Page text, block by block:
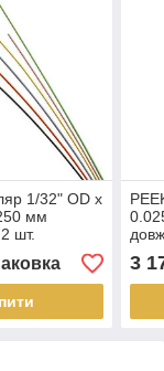
1/32" OD x
мм
шт.
3